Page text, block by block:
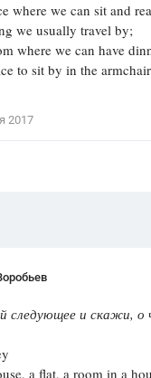
we can sit and
usually travel by;
we can have
sit by in the armchair
2017
следующее и скажи, о
a flat, a room in a